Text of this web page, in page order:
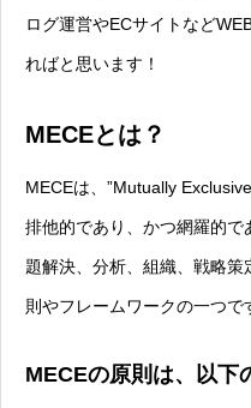
ログ運営やECサイトなど
ればと思います！
MECEとは？
MECEは、”Mutually
排他的であり、かつ網羅的で
題解決、分析、組織、戦略
則やフレームワークの一つで
MECEの原則は、以下